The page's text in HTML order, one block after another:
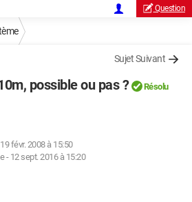
Question
Sujet Suivant
possible ou pas ? Résolu
févr. 2008 à 15:50
-12 sept. 2016 à 15:20